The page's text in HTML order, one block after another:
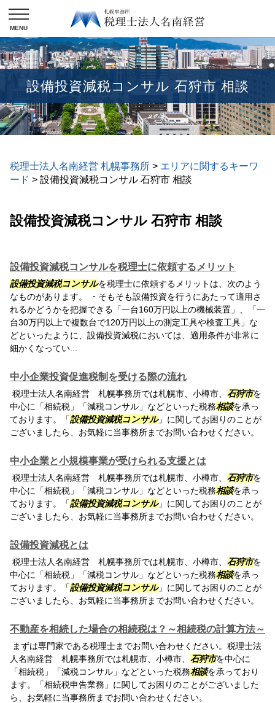
設備投資減税コンサル 石狩市 相談
税理士法人名南経営 札幌事務所 > エリアに関するキーワ
ード > 設備投資減税コンサル 石狩市 相談
設備投資減税コンサル 石狩市 相談
設備投資減税コンサルを税理士に依頼するメリット
設備投資減税コンサルを税理士に依頼するメリットは、次のよう
なものがあります。 ・そもそも設備投資を行うにあたって適用さ
れるかどうかを把握できる「一台160万円以上の機械装置」、「一
台30万円以上で複数台で120万円以上の測定工具や検査工具」な
どといったように、設備投資減税においては、適用条件が非常に
細かくなってい...
中小企業投資促進税制を受ける際の流れ
税理士法人名南経営 札幌事務所では札幌市、小樽市、 石狩市を
中心に「相続税」「減税コンサル」などといった税務相談を承っ
ております。「設備投資減税コンサル」に関してお困りのことが
ございましたら、お気軽に当事務所までお問い合わせください。
中小企業と小規模事業が受けられる支援とは
税理士法人名南経営 札幌事務所では札幌市、小樽市、 石狩市を
中心に「相続税」「減税コンサル」などといった税務相談を承っ
ております。「設備投資減税コンサル」に関してお困りのことが
ございましたら、お気軽に当事務所までお問い合わせください。
設備投資減税とは
税理士法人名南経営 札幌事務所では札幌市、小樽市、 石狩市を
中心に「相続税」「減税コンサル」などといった税務相談を承っ
ております。「設備投資減税コンサル」に関してお困りのことが
ございましたら、お気軽に当事務所までお問い合わせください。
不動産を相続した場合の相続税は？～相続税の計算方法～
まずは専門家である税理士までお問い合わせください。税理士法
人名南経営 札幌事務所では札幌市、小樽市、 石狩市を中心に
「相続税」「減税コンサル」などといった税務相談を承っており
ます。「相続税申告業務」に関してお困りのことがございました
ら、お気軽に当事務所までお問い合わせください。